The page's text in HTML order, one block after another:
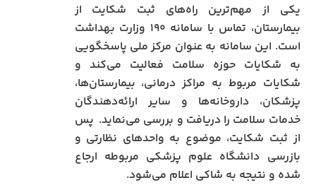
یکی از مهم‌ترین راه‌های ثبت شکایت از
بیمارستان، تماس با سامانه ۱۹۰ وزارت بهداشت
است. این سامانه به عنوان مرکز ملی پاسخگویی
به شکایات حوزه سلامت فعالیت می‌کند و
شکایات مربوط به مراکز درمانی، بیمارستان‌ها،
پزشکان، داروخانه‌ها و سایر ارائه‌دهندگان
خدمات سلامت را دریافت و بررسی می‌نماید. پس
از ثبت شکایت، موضوع به واحدهای نظارتی و
بازرسی دانشگاه علوم پزشکی مربوطه ارجاع
شده و نتیجه به شاکی اعلام می‌شود.